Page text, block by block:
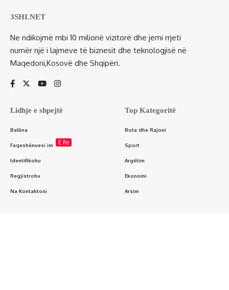
3SHI.NET
Ne ndikojmë mbi 10 milionë vizitorë dhe jemi rrjeti
numër një i lajmeve të biznesit dhe teknologjisë në
Maqedoni,Kosovë dhe Shqipëri.
Lidhje e shpejtë
Ballina
Faqeshënuesi im E Re
Identifikohu
Regjistrohu
Na Kontaktoni
Top Kategoritë
Bota dhe Rajoni
Sport
Argëtim
Ekonomi
Arsim